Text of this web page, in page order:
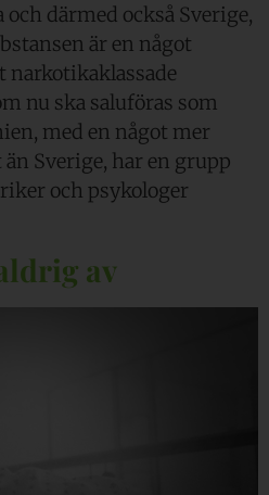
och därmed också Sverige,
är en något
narkotikaklassade
nu ska saluföras som
med en något mer
Sverige, har en grupp
och psykologer
av